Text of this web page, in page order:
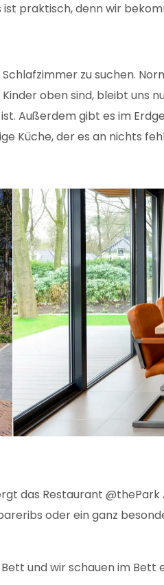
ist praktisch, denn wir
zu suchen.
oben sind, bleibt uns
Außerdem gibt es im
Küche, der es an nichts
das Restaurant
oder ein ganz
und wir schauen im Bett